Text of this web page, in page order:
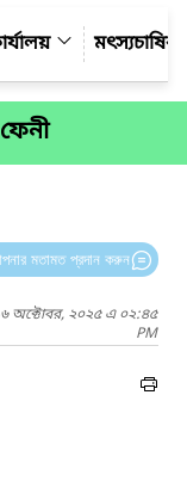
মৎস্যচাষির
মতামত প্রদান করুন
অক্টোবর, ২০২৫ এ ০২:৪৫
PM